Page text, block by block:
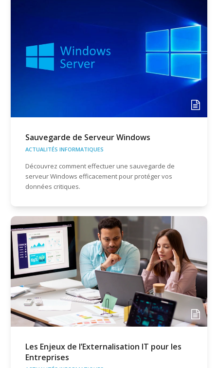
Sauvegarde de Serveur Windows
ACTUALITÉS INFORMATIQUES
Découvrez comment effectuer une sauvegarde de
serveur Windows efficacement pour protéger vos
données critiques.
Les Enjeux de l’Externalisation IT pour les
Entreprises